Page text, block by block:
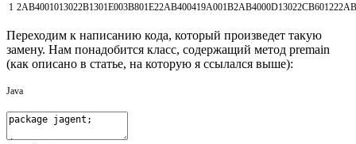
1
Переходим к написанию кода, который произведет такую
замену. Нам понадобится класс, содержащий метод premain
(как описано в статье, на которую я ссылался выше):
Java